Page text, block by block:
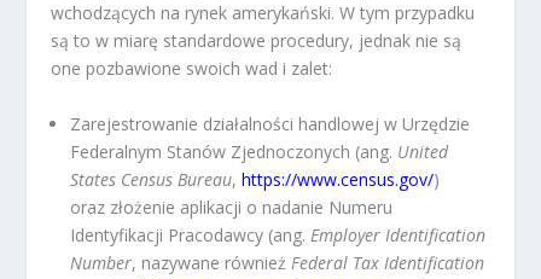
wchodzących na rynek amerykański. W tym przypadku
są to w miarę standardowe procedury, jednak nie są
one pozbawione swoich wad i zalet:
Zarejestrowanie działalności handlowej w Urzędzie
Federalnym Stanów Zjednoczonych (ang. United
States Census Bureau,https://www.census.gov/)
oraz złożenie aplikacji o nadanie Numeru
Identyfikacji Pracodawcy (ang. Employer Identification
Number, nazywane również Federal Tax Identification